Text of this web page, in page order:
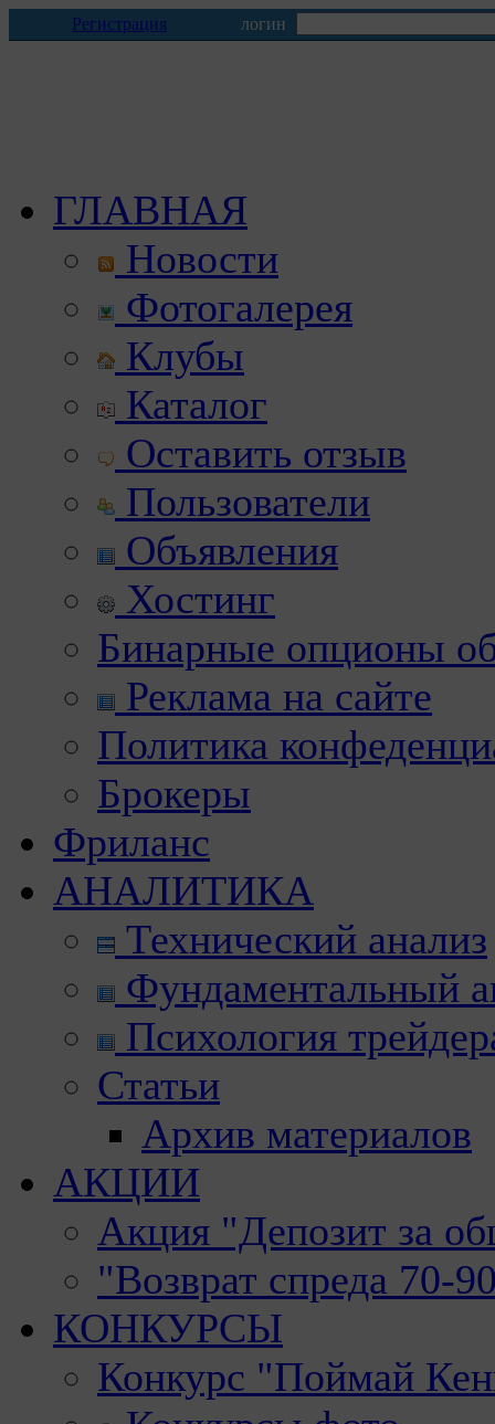
Регистрация логин
ГЛАВНАЯ
Новости
Фотогалерея
Клубы
Каталог
Оставить отзыв
Пользователи
Объявления
Хостинг
Бинарные опционы
Реклама на сайте
Политика
Брокеры
Фриланс
АНАЛИТИКА
Технический анализ
Фундаментальный
Психология
Статьи
Архив материалов
АКЦИИ
Акция "Депозит за
"Возврат спреда 70-
КОНКУРСЫ
Конкурс "Поймай